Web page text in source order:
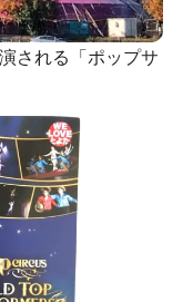
される「ポップサ